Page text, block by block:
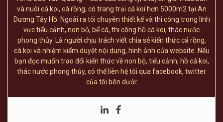
và nuôi cá koi, cá rồng, có trang trại cá koi hơn 5000m2 tại An
Dương Tây Hồ. Ngoài ra tôi chuyên thiết kế và thi công trong lĩnh
vực tiểu cảnh, non bộ, bể cá, thi công hồ cá koi, thác nước
phong thủy. Là người chịu trách viết chia sẻ kiến thức cá rồng,
cá koi và nhiệm kiểm duyệt nội dung, hình ảnh của website. Nếu
bạn đọc muốn trao đổi kiến thức về non bộ, tiểu cảnh, hồ cá koi,
thác nước phong thủy, có thể liên hệ tôi qua facebook, twitter
của tôi bên dưới: